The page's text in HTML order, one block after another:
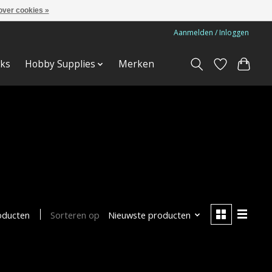
Aanmelden / Inloggen
Hobby Supplies Merken
Sorteren op Nieuwste producten
cookies »